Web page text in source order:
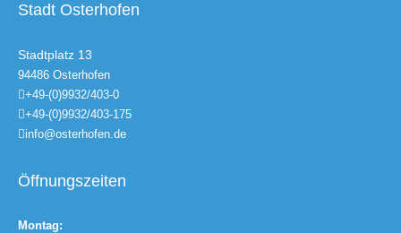
Stadt Osterhofen
Stadtplatz 13
94486 Osterhofen
+49-(0)9932/403-0
+49-(0)9932/403-175
info@osterhofen.de
Öffnungszeiten
Montag: